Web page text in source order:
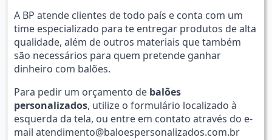
A BP atende clientes de todo país e conta com um
time especializado para te entregar produtos de alta
qualidade, além de outros materiais que também
são necessários para quem pretende ganhar
dinheiro com balões.
Para pedir um orçamento de balões
personalizados, utilize o formulário localizado à
esquerda da tela, ou entre em contato através do e-
mail atendimento@baloespersonalizados.com.br